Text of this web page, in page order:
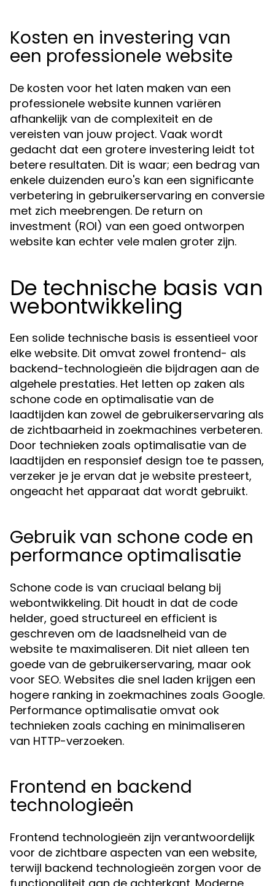
Kosten en investering van
een professionele website
De kosten voor het laten maken van een
professionele website kunnen variëren
afhankelijk van de complexiteit en de
vereisten van jouw project. Vaak wordt
gedacht dat een grotere investering leidt tot
betere resultaten. Dit is waar; een bedrag van
enkele duizenden euro's kan een significante
verbetering in gebruikerservaring en conversie
met zich meebrengen. De return on
investment (ROI) van een goed ontworpen
website kan echter vele malen groter zijn.
De technische basis van
webontwikkeling
Een solide technische basis is essentieel voor
elke website. Dit omvat zowel frontend- als
backend-technologieën die bijdragen aan de
algehele prestaties. Het letten op zaken als
schone code en optimalisatie van de
laadtijden kan zowel de gebruikerservaring als
de zichtbaarheid in zoekmachines verbeteren.
Door technieken zoals optimalisatie van de
laadtijden en responsief design toe te passen,
verzeker je je ervan dat je website presteert,
ongeacht het apparaat dat wordt gebruikt.
Gebruik van schone code en
performance optimalisatie
Schone code is van cruciaal belang bij
webontwikkeling. Dit houdt in dat de code
helder, goed structureel en efficient is
geschreven om de laadsnelheid van de
website te maximaliseren. Dit niet alleen ten
goede van de gebruikerservaring, maar ook
voor SEO. Websites die snel laden krijgen een
hogere ranking in zoekmachines zoals Google.
Performance optimalisatie omvat ook
technieken zoals caching en minimaliseren
van HTTP-verzoeken.
Frontend en backend
technologieën
Frontend technologieën zijn verantwoordelijk
voor de zichtbare aspecten van een website,
terwijl backend technologieën zorgen voor de